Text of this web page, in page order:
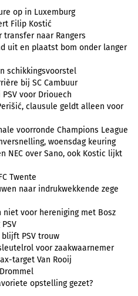
op in Luxemburg
Filip Kostić
naar Rangers
uit en plaatst bom onder langer
schikkingsvoorstel
bij SC Cambuur
voor Driouech
clausule geldt alleen voor
voorronde Champions League
woensdag keuring
NEC over Sano, ook Kostic lijkt
Twente
naar indrukwekkende zege
voor hereniging met Bosz
blijft PSV trouw
voor zaakwaarnemer
target Van Rooij
opstelling gezet?